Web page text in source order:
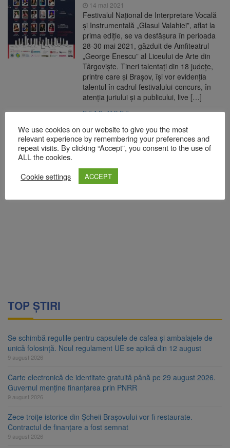
14 mai 2021
Festivalul Național de Interpretare Vocală
și Instrumentală „Glasul Valahiei”, aflat la
prima ediție, se va desfășura în perioada
28-30 mai 2021, găzduit de Amfiteatrul
„George Enescu” al Liceului de Arte din
Târgoviște. Tineri talentați din 18 județe,
printre care și Brașov, își vor evidenția
talentul în cadrul festivalului-concurs, în
atenția juriului și a publicului, live […]
READ MORE
TOP ȘTIRI
Se schimbă regulile pentru capsulele de cafea și ambalajele de
unică folosință. Noul regulament UE se aplică din 12 august
9 august 2026
Carte electronică de identitate gratuită până pe 29 august 2026.
Guvernul menține finanțarea prin PNRR
9 august 2026
Zece troițe istorice din Șcheii Brașovului vor fi restaurate.
Contractul de finanțare a fost semnat
9 august 2026
We use cookies on our website to give you the most
relevant experience by remembering your preferences and
repeat visits. By clicking “Accept”, you consent to the use of
ALL the cookies.
Cookie settings
ACCEPT